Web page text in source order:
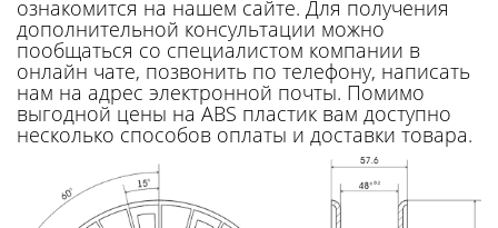
ознакомится на нашем сайте. Для получения
дополнительной консультации можно
пообщаться со специалистом компании в
онлайн чате, позвонить по телефону, написать
нам на адрес электронной почты. Помимо
выгодной цены на ABS пластик вам доступно
несколько способов оплаты и доставки товара.